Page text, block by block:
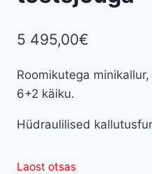
5 495,00€
Roomikutega
6+2 käiku.
Hüdraulilised
Laost otsas